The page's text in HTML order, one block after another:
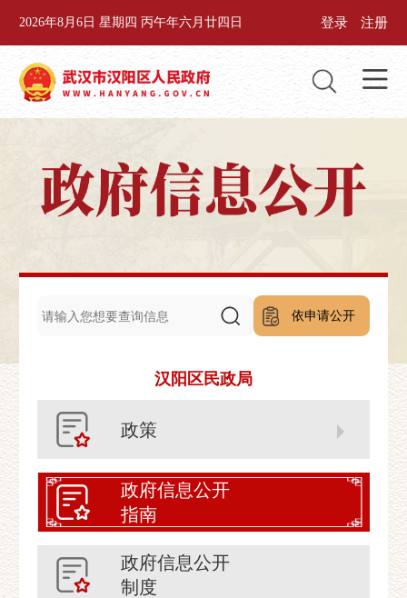
2026年8月6日 星期四 丙午年六月廿四日 登录 注册
依申请公开
汉阳区民政局
政策
政府信息公开
指南
政府信息公开
制度